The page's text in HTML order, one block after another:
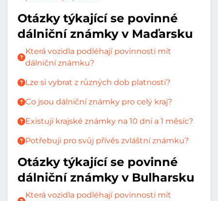
Otázky týkající se povinné
dálniční známky v Maďarsku
Která vozidla podléhají povinnosti mít
dálniční známku?
Lze si vybrat z různých dob platnosti?
Co jsou dálniční známky pro celý kraj?
Existují krajské známky na 10 dní a 1 měsíc?
Potřebuji pro svůj přívěs zvláštní známku?
Otázky týkající se povinné
dálniční známky v Bulharsku
Která vozidla podléhají povinnosti mít